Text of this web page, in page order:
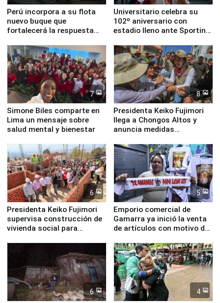
Perú incorpora a su flota
nuevo buque que
fortalecerá la respuesta
Universitario celebra su
102º aniversario con
estadio lleno ante Sporting
7
Simone Biles comparte en
Lima un mensaje sobre
salud mental y bienestar
8
Presidenta Keiko Fujimori
llega a Chongos Altos y
anuncia medidas
educación, salud y empleo
6
Presidenta Keiko Fujimori
supervisa construcción de
vivienda social para
5
Emporio comercial de
Gamarra ya inició la venta
de artículos con motivo de
6 4